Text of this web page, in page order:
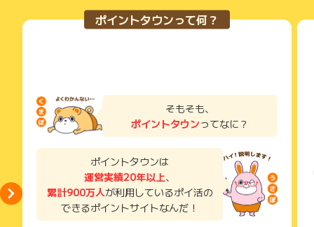
訪問見積もりに至らないお問い合わせは承認対象外となります
ので、ポイント獲得のみを目的としたお申し込みはお控えくだ
※1世帯2回以上の問合せ
※見積提示に至らなかった場合
※エリア外のお申込の場合
※害獣駆除の問合せ
※シロアリ以外の害虫種類の問い合わせ（ゴキブリ・ハチなど）
※不備・不正・虚偽・重複・いたずら・キャンセル
※その他お申込内容に不備がある場合
【お問い合わせ必要情報】
★申込者住所（対応エリア確認の為）
サービス・お買い物利用時にお電話など2つ以上の申し込み方
法がある場合、必ずサイト上のWEBフォームからお申し込みく
了などのメールは、ポイント獲得するまで必ず保管してくださ
獲得待ち・獲得失敗の状態でお問い合わせされる際に、該当の
メールを送っていただく場合がございます。
そのため、紛失・破棄された場合は対応いたしかねますので、
ご注意ください。
(※) SafariやChromeなどwebサイトを表示するアプリのこと
そのため、ポイントタウンのポイントに関するお問い合わせを
広告主様に直接行わないようお願いいたします。
（2）現地調査＆お見積り
専門スタッフが状況を確認し駆除計画を含めたお見積りをお渡
ます。
お客様のご都合の良い日時で作業を行います。
（4）作業完了＆代金お支払い
駆除・殺菌・清掃は迅速かつ確実に進めます。
ポイントタウンって何？
そもそも、
ポイントタウンってなに？
ポイントタウンは
運営実績20年以上、
累計900万人が利用しているポイ活の
できるポイントサイトなんだ！